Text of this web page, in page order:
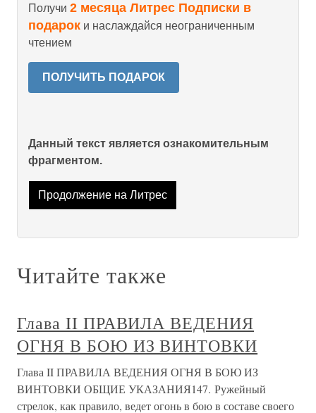
Получи 2 месяца Литрес Подписки в
подарок и наслаждайся неограниченным
чтением
ПОЛУЧИТЬ ПОДАРОК
Данный текст является ознакомительным
фрагментом.
Продолжение на Литрес
Читайте также
Глава II ПРАВИЛА ВЕДЕНИЯ
ОГНЯ В БОЮ ИЗ ВИНТОВКИ
Глава II ПРАВИЛА ВЕДЕНИЯ ОГНЯ В БОЮ ИЗ
ВИНТОВКИ ОБЩИЕ УКАЗАНИЯ147. Ружейный
стрелок, как правило, ведет огонь в бою в составе своего